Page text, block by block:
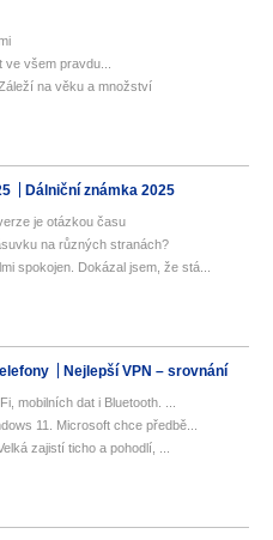
všem pravdu...
na věku a množství
Dálniční známka 2025
je otázkou času
na různých stranách?
spokojen. Dokázal jsem, že stá...
Nejlepší VPN – srovnání
mobilních dat i Bluetooth. ...
11. Microsoft chce předbě...
zajistí ticho a pohodlí, ...